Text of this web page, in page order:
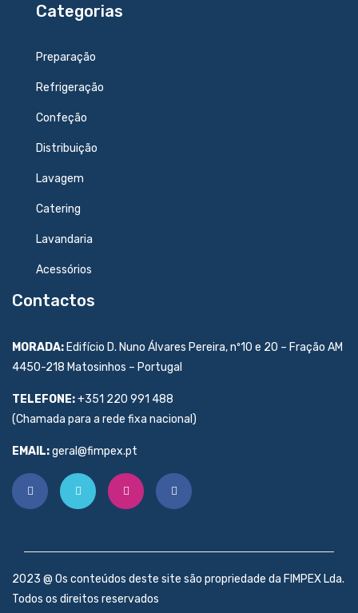
Categorias
Preparação
Refrigeração
Confeção
Distribuição
Lavagem
Catering
Lavandaria
Acessórios
Contactos
MORADA: Edifício D. Nuno Álvares Pereira, nº10 e 20 – Fração AM
4450-218 Matosinhos – Portugal
TELEFONE:+351 220 991 488
(Chamada para a rede fixa nacional)
EMAIL:geral@fimpex.pt
2023 @ Os conteúdos deste site são propriedade da FIMPEX Lda.
Todos os direitos reservados